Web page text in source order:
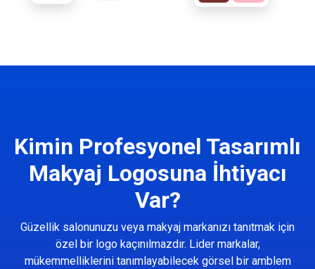
Kimin Profesyonel Tasarımlı
Makyaj Logosuna İhtiyacı
Var?
Güzellik salonunuzu veya makyaj markanızı tanıtmak için
özel bir logo kaçınılmazdır. Lider markalar,
mükemmelliklerini tanımlayabilecek görsel bir amblem